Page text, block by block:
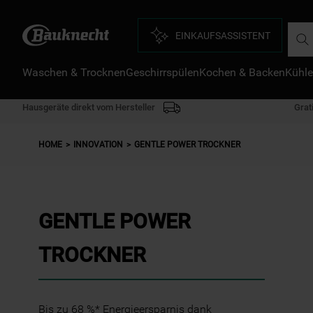
EINKAUFSASSISTENT
Waschen & TrocknenGeschirrspülenKochen & Backen
Hausgeräte direkt vom Hersteller
HOME INNOVATION GENTLE POWER TROCKNER
GENTLE POWER
TROCKNER
Bis zu 68 %* Energieersparnis dank
2.